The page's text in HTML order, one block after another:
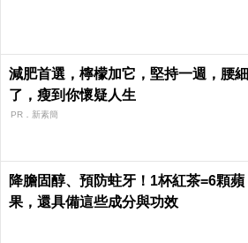
減肥首選，檸檬加它，堅持一週，腰細
了，瘦到你懷疑人生
PR．新素簡
降膽固醇、預防蛀牙！1杯紅茶=6顆蘋
果，還具備這些成分與功效